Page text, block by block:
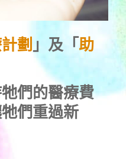
劃 」及「 助
們的醫療費
們重過新